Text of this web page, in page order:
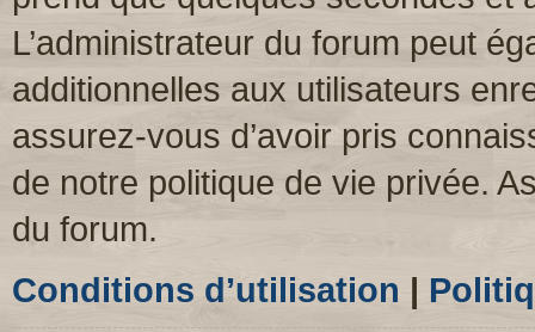
L’administrateur du forum peut
additionnelles aux utilisateurs
assurez-vous d’avoir pris
de notre politique de vie privée.
du forum.
Conditions d’utilisation |